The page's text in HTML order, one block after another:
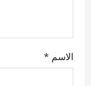
الاسم *